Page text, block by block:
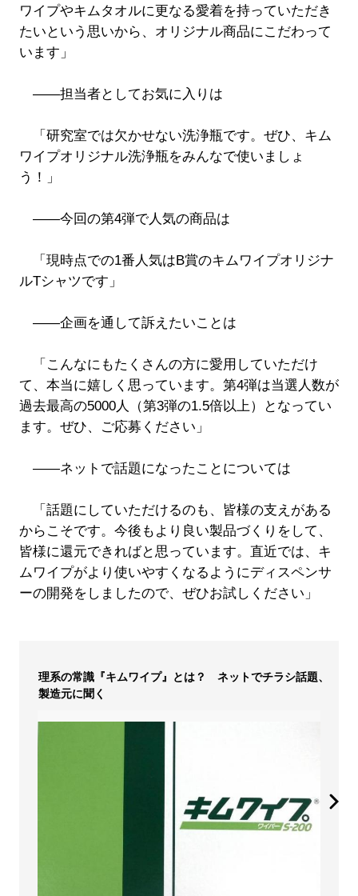
ワイプやキムタオルに更なる愛着を持っていただき
たいという思いから、オリジナル商品にこだわって
います」
――担当者としてお気に入りは
「研究室では欠かせない洗浄瓶です。ぜひ、キム
ワイプオリジナル洗浄瓶をみんなで使いましょ
う！」
――今回の第4弾で人気の商品は
「現時点での1番人気はB賞のキムワイプオリジナ
ルTシャツです」
――企画を通して訴えたいことは
「こんなにもたくさんの方に愛用していただけ
て、本当に嬉しく思っています。第4弾は当選人数が
過去最高の5000人（第3弾の1.5倍以上）となってい
ます。ぜひ、ご応募ください」
――ネットで話題になったことについては
「話題にしていただけるのも、皆様の支えがある
からこそです。今後もより良い製品づくりをして、
皆様に還元できればと思っています。直近では、キ
ムワイプがより使いやすくなるようにディスペンサ
ーの開発をしましたので、ぜひお試しください」
理系の常識『キムワイプ』とは？ ネットでチラシ話題、
製造元に聞く